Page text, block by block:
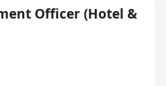
Officer (Hotel &